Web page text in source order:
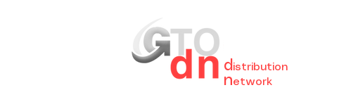
d istribution
network